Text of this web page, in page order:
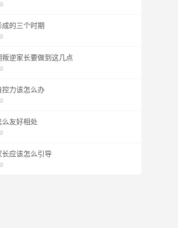
的三个时期
逆家长要做到这几点
力该怎么办
友好相处
应该怎么引导